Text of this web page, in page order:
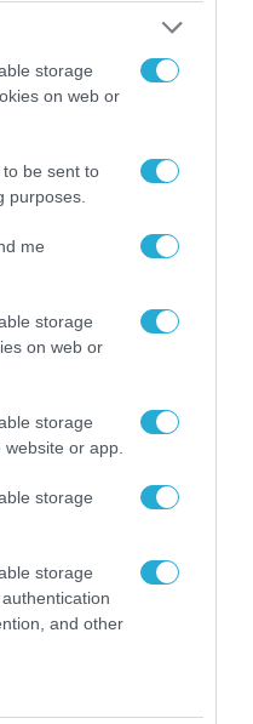
storage
on web or
be sent to
purposes.
me
storage
on web or
storage
or app.
storage
storage
and other
Οι
ρωσικές